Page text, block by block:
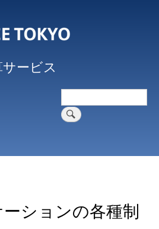
ン
テ
ービス
検
索
ションの各種制